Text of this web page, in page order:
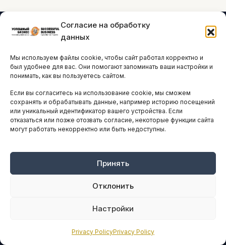
Согласие на обработку
данных
Мы используем файлы cookie, чтобы сайт работал корректно и
был удобнее для вас. Они помогают запоминать ваши настройки и
понимать, как вы пользуетесь сайтом.
Если вы согласитесь на использование cookie, мы сможем
сохранять и обрабатывать данные, например историю посещений
или уникальный идентификатор вашего устройства. Если
отказаться или позже отозвать согласие, некоторые функции сайта
могут работать некорректно или быть недоступны.
Принять
Отклонить
Настройки
Privacy PolicyPrivacy Policy
Ведущий ресурс деловой информации и нетворкинга для руководителей на Кипре
с 2011 года.
редакцииnk@vkcyprus.com
Редакция не несет ответственности за содержание предоставленных для
публикации материалов.
БИЗНЕС НА КИПРЕ